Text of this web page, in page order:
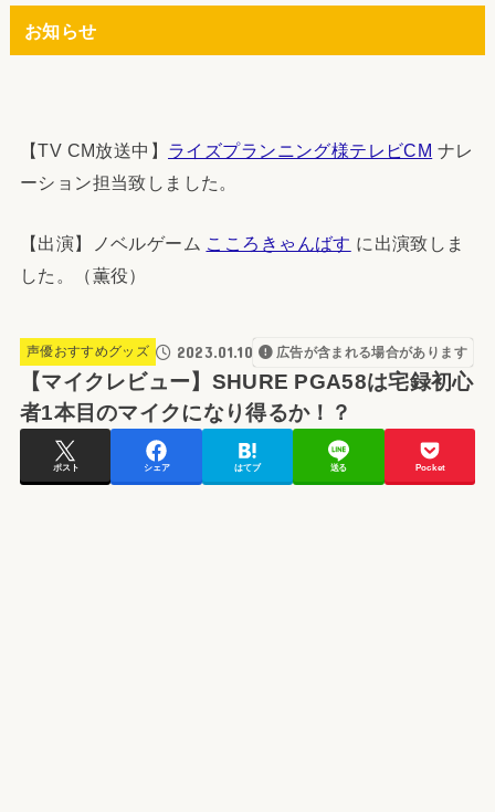
お知らせ
【TV CM放送中】 ライズプランニング様テレビCM ナレ
ーション担当致しました。
【出演】ノベルゲーム こころきゃんばす に出演致しま
した。（薫役）
声優おすすめグッズ 2023.01.10 広告が含まれる場合があります
【マイクレビュー】SHURE PGA58は宅録初心
者1本目のマイクになり得るか！？
ポスト シェア はてブ 送る Pocket